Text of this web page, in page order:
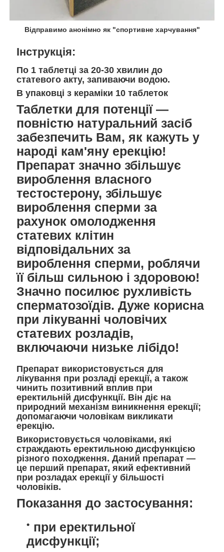
Відправимо анонімно як "спортивне харчування"
Інструкція:
По 1 таблетці за 20-30 хвилин до
статевого акту, запиваючи водою.
В упаковці з кераміки 10 таблеток
Таблетки для потенції ―
повністю натуральний засіб
забезпечить Вам, як кажуть у
народі кам'яну ерекцію!
Препарат значно збільшує
вироблення власного
тестостерону, збільшує
вироблення сперми за
рахунок омолодження
статевих клітин
відповідальних за
вироблення сперми, роблячи
її більш сильною і здоровою!
Значно посилює рухливість
сперматозоїдів. Дуже корисна
при лікуванні чоловічих
статевих розладів,
включаючи низьке лібідо!
Препарат використовується для
лікування при розладі ерекції, а також
чинить позитивний вплив при
еректильній дисфункції. Він діє на
природний механізм виникнення ерекції;
допомагаючи чоловікам викликати
ерекцію.
Використовується чоловіками, які
страждають еректильною дисфункцією
різного походження. Даний препарат ―
це перший препарат, який ефективний
при розладах ерекції у більшості
чоловіків.
Показання до застосування:
при еректильної
дисфункції;